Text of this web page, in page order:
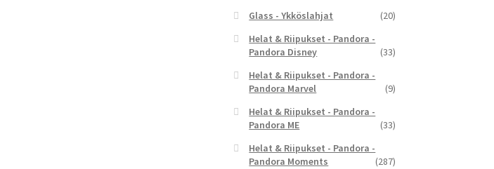
Glass - Ykköslahjat
(20)
Helat & Riipukset - Pandora -
Pandora Disney
(33)
Helat & Riipukset - Pandora -
Pandora Marvel
(9)
Helat & Riipukset - Pandora -
Pandora ME
(33)
Helat & Riipukset - Pandora -
Pandora Moments
(287)